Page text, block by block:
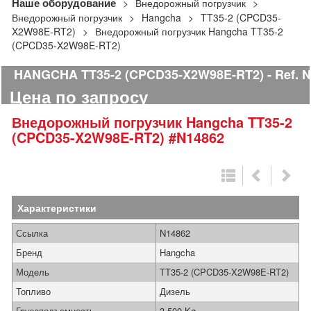
Внедорожный погрузчик
Внедорожный погрузчик
Hangcha
TT35-2 (CPCD35-
X2W98E-RT2)
Внедорожный погрузчик Hangcha TT35-2
(CPCD35-X2W98E-RT2)
HANGCHA TT35-2 (CPCD35-X2W98E-RT2) Ref.
Цена по запросу
Внедорожный погрузчик Hangcha TT35-2
(CPCD35-X2W98E-RT2) #N14862
Характеристики
Ссылка
N14862
Бренд
Hangcha
Модель
TT35-2 (CPCD35-X2W98E-RT2)
Топливо
Дизель